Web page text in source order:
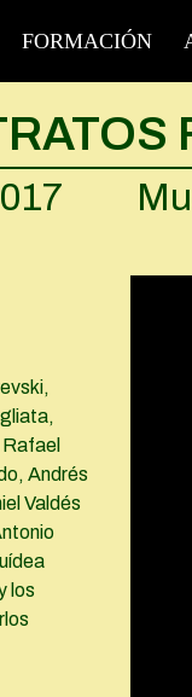
FORMACIÓN
Andrés
Valdés
los